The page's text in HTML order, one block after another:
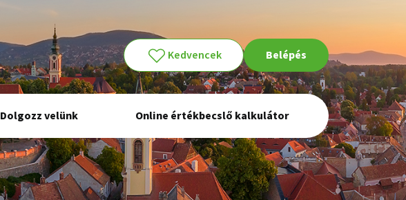
Kedvencek Belépés
Dolgozz velünk Online értékbecslő kalkulátor